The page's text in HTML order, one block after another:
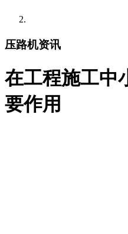
压路机资讯
在工程施工中
要作用